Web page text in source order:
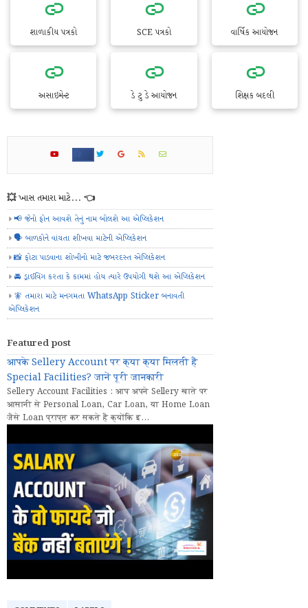
શાળાકીય પત્રકો SCE પત્રકો વાર્ષિક આયોજન
અસાઇમેન્ટ ડે ટુ ડે આયોજન શિક્ષક બદલી
💥 ખાસ તમારા માટે... 👈
📢 જેનો ફોન આવશે તેનું નામ બોલશે આ એપ્લિકેશન
🗣️ બાળકોને વાંચતા શીખવા માટેની એપ્લિકેશન
📸 ફોટા પાડવાના શોખીનો માટે જબરદસ્ત એપ્લિકેશન
🚘 ડ્રાઈવિંગ કરતા કે કામમાં હોય ત્યારે ઉપયોગી થશે આ એપ્લિકેશન
🧚 તમારા માટે મનગમતા WhatsApp Sticker બનાવતી
એપ્લિકેશન
Featured post
आपके Sellery Account पर क्या क्या मिलती हैं
Special Facilities? जानें पूरी जानकारी
Sellery Account Facilities : आप अपने Sellery खाते पर
आसानी से Personal Loan, Car Loan, या Home Loan
जैसे Loan प्राप्त कर सकते हैं क्योंकि इ...